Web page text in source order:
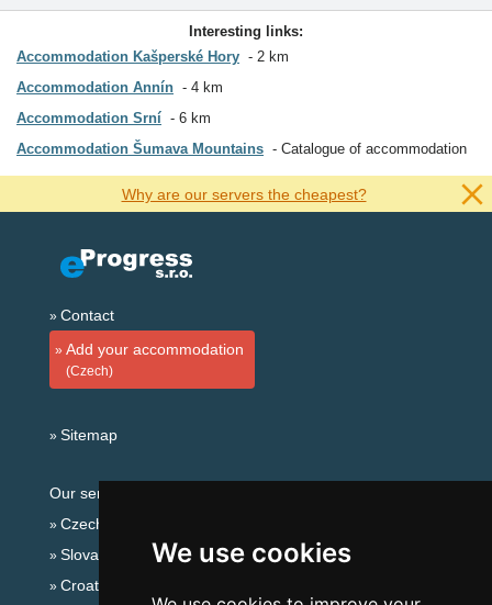
We use cookies
Interesting links:
Accommodation Kašperské Hory
2 km
Accommodation Annín
4 km
Accommodation Srní
6 km
Accommodation Šumava Mountains
Catalogue of accommodation
Why are our servers the cheapest?
Contact
Add your accommodation
(Czech)
Sitemap
Our servers:
Czech mountains
Slovakian mountains
Croatian Adriatic